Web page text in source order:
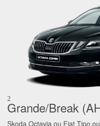
2
Grande/Break
Skoda Octavia ou Fiat Tipo